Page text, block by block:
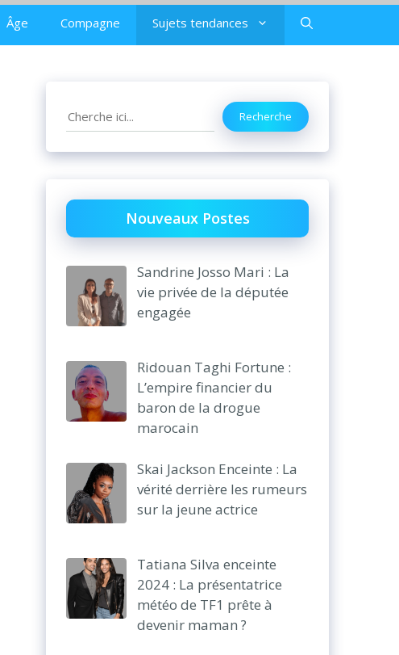
Âge Compagne Sujets tendances
Search Recherche
Nouveaux Postes
Sandrine Josso Mari : La
vie privée de la députée
engagée
Ridouan Taghi Fortune :
L’empire financier du
baron de la drogue
marocain
Skai Jackson Enceinte : La
vérité derrière les rumeurs
sur la jeune actrice
Tatiana Silva enceinte
2024 : La présentatrice
météo de TF1 prête à
devenir maman ?